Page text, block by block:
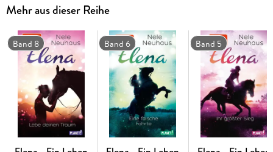
nicht das einzige Problem, das Elena beschäftigt: Farid
bekommt von einem großen Fußballverein ein Angebot, das
er nicht ausschlagen kann - dafür muss er allerdings in eine
andere Stadt ziehen. Kann ihre Beziehung über diese Distanz
hinweg überhaupt bestehen?
Mehr aus dieser Reihe
Band 8 Band 6 Band 5